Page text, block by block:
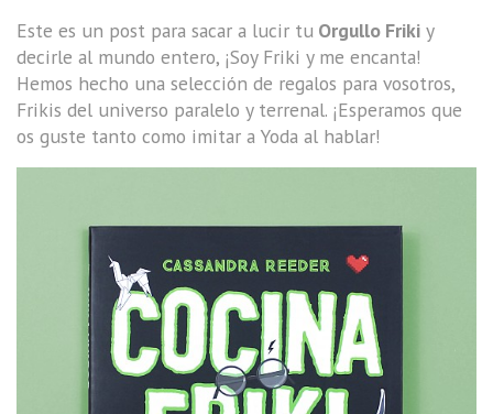
Este es un post para sacar a lucir tu Orgullo Friki y
decirle al mundo entero, ¡Soy Friki y me encanta!
Hemos hecho una selección de regalos para vosotros,
Frikis del universo paralelo y terrenal. ¡Esperamos que
os guste tanto como imitar a Yoda al hablar!